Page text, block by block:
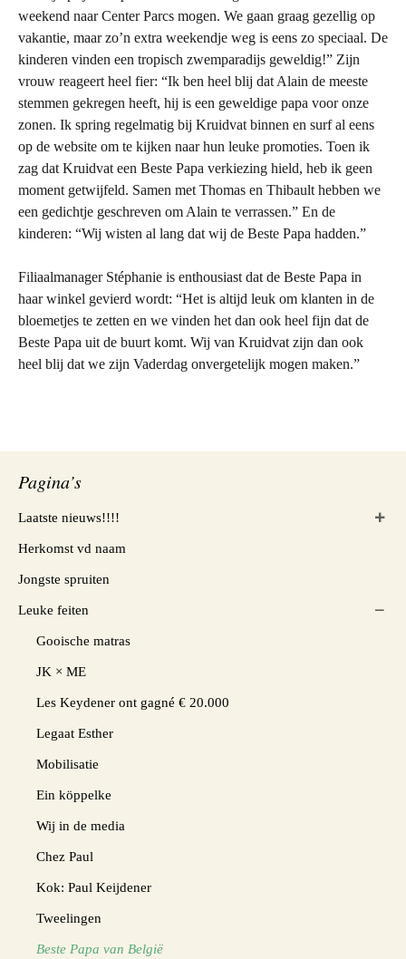
weekend naar Center Parcs mogen. We gaan graag gezellig op
vakantie, maar zo’n extra weekendje weg is eens zo speciaal. De
kinderen vinden een tropisch zwemparadijs geweldig!” Zijn
vrouw reageert heel fier: “Ik ben heel blij dat Alain de meeste
stemmen gekregen heeft, hij is een geweldige papa voor onze
zonen. Ik spring regelmatig bij Kruidvat binnen en surf al eens
op de website om te kijken naar hun leuke promoties. Toen ik
zag dat Kruidvat een Beste Papa verkiezing hield, heb ik geen
moment getwijfeld. Samen met Thomas en Thibault hebben we
een gedichtje geschreven om Alain te verrassen.” En de
kinderen: “Wij wisten al lang dat wij de Beste Papa hadden.”
Filiaalmanager Stéphanie is enthousiast dat de Beste Papa in
haar winkel gevierd wordt: “Het is altijd leuk om klanten in de
bloemetjes te zetten en we vinden het dan ook heel fijn dat de
Beste Papa uit de buurt komt. Wij van Kruidvat zijn dan ook
heel blij dat we zijn Vaderdag onvergetelijk mogen maken.”
Pagina’s
Laatste nieuws!!!!
Herkomst vd naam
Jongste spruiten
Leuke feiten
Gooische matras
JK × ME
Les Keydener ont gagné € 20.000
Legaat Esther
Mobilisatie
Ein köppelke
Wij in de media
Chez Paul
Kok: Paul Keijdener
Tweelingen
Beste Papa van België